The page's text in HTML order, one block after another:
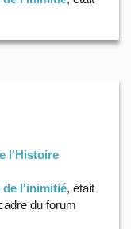
l'Histoire
de l'inimitié, était
du forum